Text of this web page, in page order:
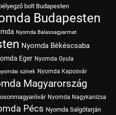
bolt Budapesten
Budapesten
Nyomda Balassagyarmat
Nyomda Békéscsaba
Eger Nyomda Gyula
színek Nyomda Kaposvár
Magyarország
Nyomda Nagykanizsa
Pécs Nyomda Salgótarján